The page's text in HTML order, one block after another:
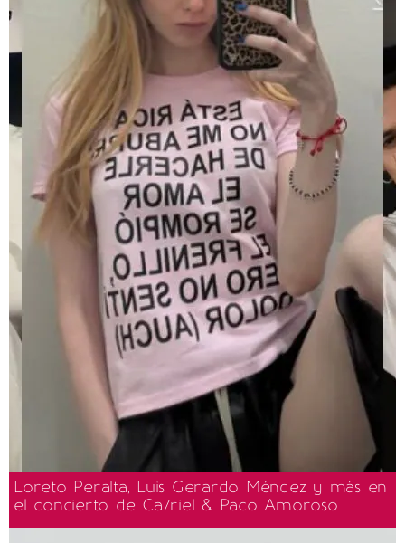
Loreto Peralta, Luis Gerardo Méndez y más en
el concierto de Ca7riel & Paco Amoroso